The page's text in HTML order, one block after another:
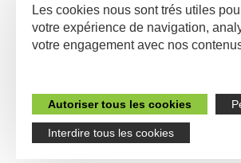
Les cookies nous sont trés utiles
votre expérience de navigation,
votre engagement avec nos
Autoriser tous les cookies
Interdire tous les cookies